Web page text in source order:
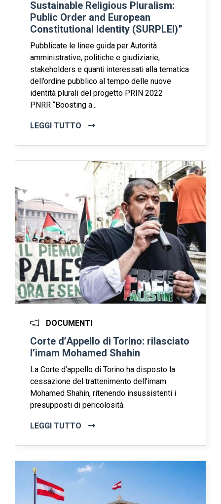
Sustainable Religious Pluralism:
Public Order and European
Constitutional Identity (SURPLEI)”
Pubblicate le linee guida per Autorità
amministrative, politiche e giudiziarie,
stakeholders e quanti interessati alla tematica
dell’ordine pubblico al tempo delle nuove
identità plurali del progetto PRIN 2022
PNRR “Boosting a...
LEGGI TUTTO
DOCUMENTI
Corte d’Appello di Torino: rilasciato
l’imam Mohamed Shahin
La Corte d’appello di Torino ha disposto la
cessazione del trattenimento dell’imam
Mohamed Shahin, ritenendo insussistenti i
presupposti di pericolosità.
LEGGI TUTTO